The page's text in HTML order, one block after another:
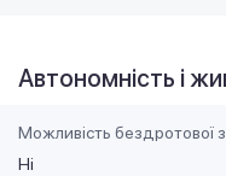
Автономність і
Можливість бездротової
Ні